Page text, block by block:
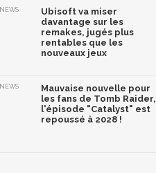
NEWS
Ubisoft va miser
davantage sur les
remakes, jugés plus
rentables que les
nouveaux jeux
NEWS
Mauvaise nouvelle pour
les fans de Tomb Raider,
l'épisode "Catalyst" est
repoussé à 2028 !